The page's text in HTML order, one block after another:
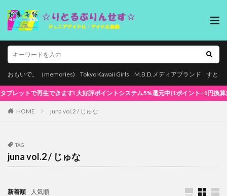
おもいで。（memories) Tokyo Kawaii Girls M.B.D.メディアブランド すとろ
きます! 大好評ポイントシステム5%還元中(1ポイント=1円換算) 初めてでも安
HOME juna vol.2 / じゅな
TAG
juna vol.2 / じゅな
新着順 人気順